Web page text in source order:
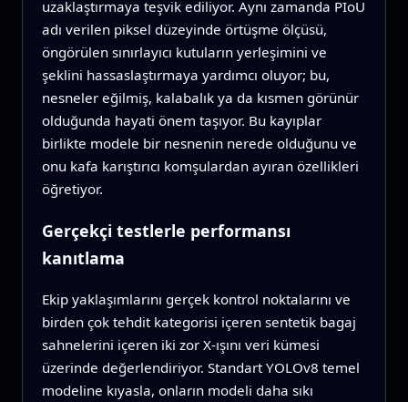
uzaklaştırmaya teşvik ediliyor. Aynı zamanda PIoU
adı verilen piksel düzeyinde örtüşme ölçüsü,
öngörülen sınırlayıcı kutuların yerleşimini ve
şeklini hassaslaştırmaya yardımcı oluyor; bu,
nesneler eğilmiş, kalabalık ya da kısmen görünür
olduğunda hayati önem taşıyor. Bu kayıplar
birlikte modele bir nesnenin nerede olduğunu ve
onu kafa karıştırıcı komşulardan ayıran özellikleri
öğretiyor.
Gerçekçi testlerle performansı
kanıtlama
Ekip yaklaşımlarını gerçek kontrol noktalarını ve
birden çok tehdit kategorisi içeren sentetik bagaj
sahnelerini içeren iki zor X-ışını veri kümesi
üzerinde değerlendiriyor. Standart YOLOv8 temel
modeline kıyasla, onların modeli daha sıkı